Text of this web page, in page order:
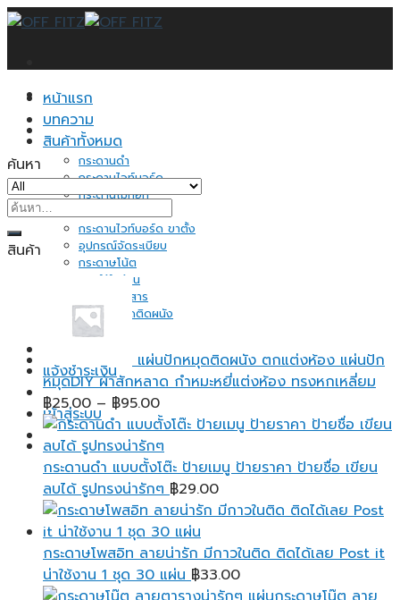
Skip
หน้าแรก
บทความ
สินค้าทั้งหมด
กระดานดำ
กระดานไวท์บอร์ด
กระดานไม้ก็อก
กระดานไวท์บอร์ด ขาตั้ง
อุปกรณ์จัดระเบียบ
กระดาษโน้ต
ของใช้ในบ้าน
ชั้นวางเอกสาร
แผ่นปักหมุดติดผนัง
อื่นๆ
แจ้งชำระเงิน
เข้าสู่ระบบ
ค้นหา
ค้นหา:
สินค้า
แผ่นปักหมุดติดผนัง ตกแต่งห้อง แผ่นปัก
หมุดDIY ผ้าสักหลาด กำหมะหยี่แต่งห้อง ทรงหกเหลี่ยม
฿25.00 – ฿95.00Price
range:
฿25.00
through
฿95.00
กระดานดำ แบบตั้งโต๊ะ ป้ายเมนู ป้ายราคา ป้ายชื่อ เขียน
ลบได้ รูปทรงน่ารักๆ ฿29.00
กระดาษโพสอิท ลายน่ารัก มีกาวในติด ติดได้เลย Post it
น่าใช้งาน 1 ชุด 30 แผ่น ฿33.00